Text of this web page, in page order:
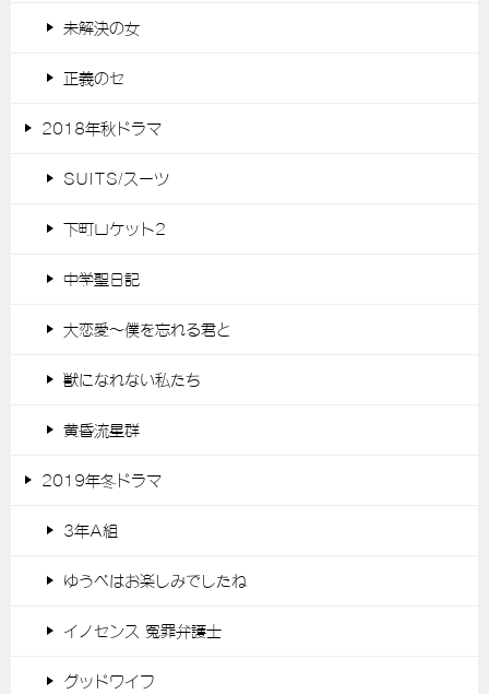
未解決の女
正義のセ
2018年秋ドラマ
SUITS/スーツ
下町ロケット2
中学聖日記
大恋愛～僕を忘れる君と
獣になれない私たち
黄昏流星群
2019年冬ドラマ
3年A組
ゆうべはお楽しみでしたね
イノセンス 冤罪弁護士
グッドワイフ